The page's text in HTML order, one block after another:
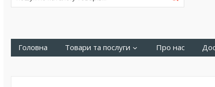
Головна Товари та послуги Про нас